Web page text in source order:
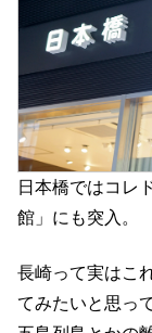
日本橋ではコレ
館」にも突入。
長崎って実はこ
てみたいと思っ